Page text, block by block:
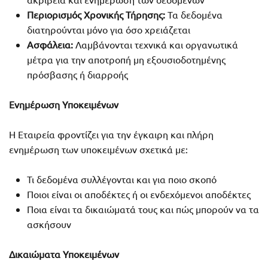
Περιορισμός Χρονικής Τήρησης: Τα δεδομένα
διατηρούνται μόνο για όσο χρειάζεται
Ασφάλεια: Λαμβάνονται τεχνικά και οργανωτικά
μέτρα για την αποτροπή μη εξουσιοδοτημένης
πρόσβασης ή διαρροής
Ενημέρωση Υποκειμένων
Η Εταιρεία φροντίζει για την έγκαιρη και πλήρη
ενημέρωση των υποκειμένων σχετικά με:
Τι δεδομένα συλλέγονται και για ποιο σκοπό
Ποιοι είναι οι αποδέκτες ή οι ενδεχόμενοι αποδέκτες
Ποια είναι τα δικαιώματά τους και πώς μπορούν να τα
ασκήσουν
Δικαιώματα Υποκειμένων